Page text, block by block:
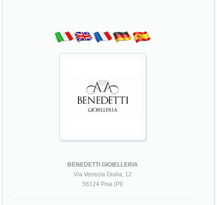
BENEDETTI GIOIELLERIA
Via Venezia Giulia, 12
56124 Pisa (PI)